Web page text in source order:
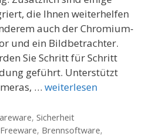
die Ihnen weiterhelfen
auch der Chromium-
und ein Bildbetrachter.
Sie Schritt für Schritt
geführt. Unterstützt
… weiterlesen
, Sicherheit
, Brennsoftware,